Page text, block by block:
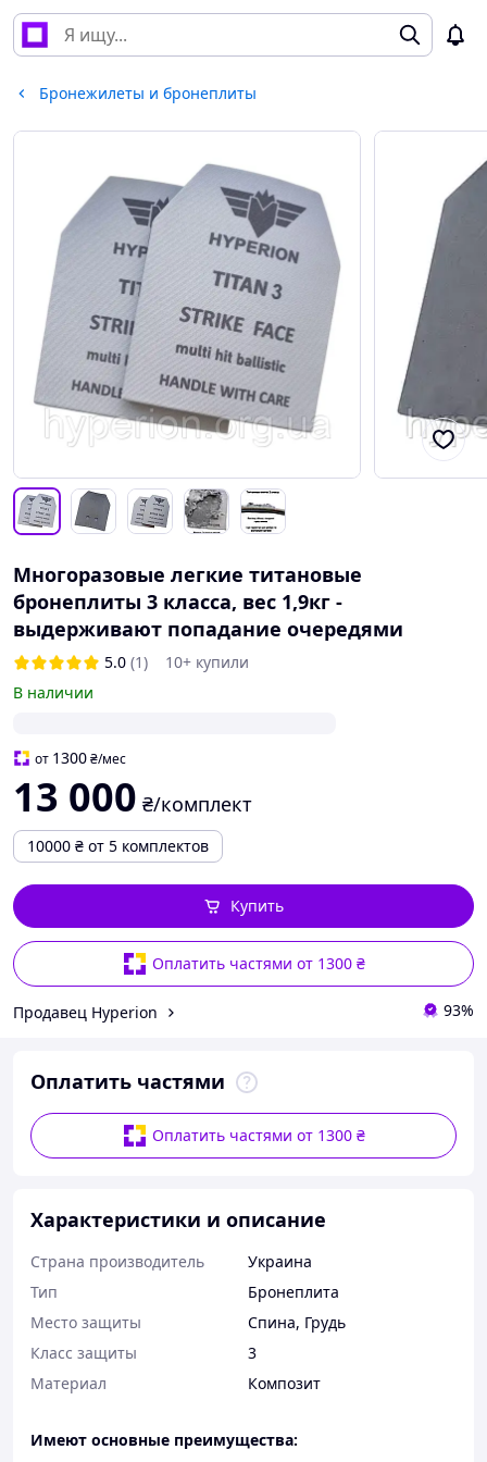
Бронежилеты и бронеплиты
Многоразовые легкие титановые
бронеплиты 3 класса, вес 1,9кг -
выдерживают попадание очередями
5.0 (1)
10+ купили
В наличии
от 1300₴/мес
13 000 ₴/комплект
10000 ₴ от 5 комплектов
Оплатить частями от 1300 ₴
Купить
Продавец Hyperion 93%
Оплатить частями
Оплатить частями от 1300 ₴
Характеристики и описание
Страна производитель
Украина
Тип
Бронеплита
Место защиты
Спина, Грудь
Класс защиты
3
Материал
Композит
Имеют основные преимущества: